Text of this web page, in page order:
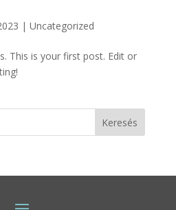
| Uncategorized
This is your first post. Edit or
Keresés